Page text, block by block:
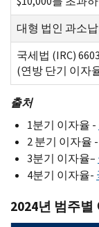
대형 법인 과소
국세법 (IRC)
(연방 단기 이자
출처
1분기 이자율 -
2 분기 이자율 -
3분기 이자율–
4분기 이자율-
2024년 범주별